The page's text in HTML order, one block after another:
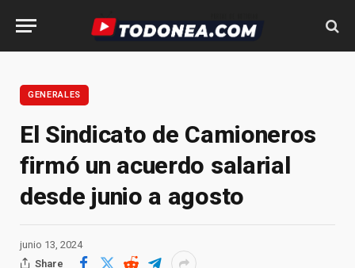
GENERALES
El Sindicato de Camioneros
firmó un acuerdo salarial
desde junio a agosto
junio 13, 2024
Share